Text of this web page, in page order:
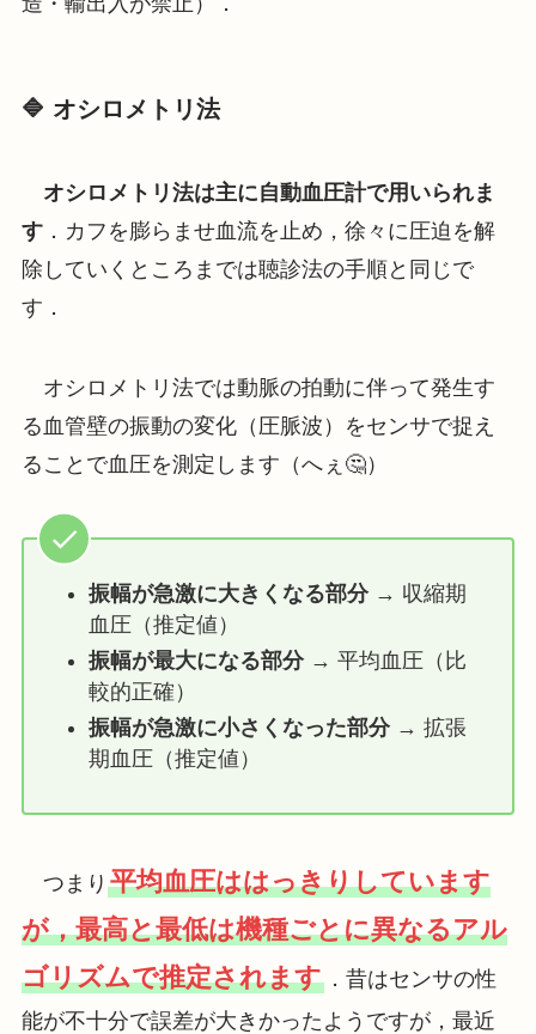
🔷 オシロメトリ法
オシロメトリ法は主に自動血圧計で用いられま
す．カフを膨らませ血流を止め，徐々に圧迫を解
除していくところまでは聴診法の手順と同じで
す．
オシロメトリ法では動脈の拍動に伴って発生す
る血管壁の振動の変化（圧脈波）をセンサで捉え
ることで血圧を測定します（へぇ🤔）
振幅が急激に大きくなる部分→ 収縮期
血圧（推定値）
振幅が最大になる部分→ 平均血圧（比
較的正確）
振幅が急激に小さくなった部分→ 拡張
期血圧（推定値）
つまり 平均血圧ははっきりしています
が，最高と最低は機種ごとに異なるアル
ゴリズムで推定されます．昔はセンサの性
能が不十分で誤差が大きかったようですが，最近